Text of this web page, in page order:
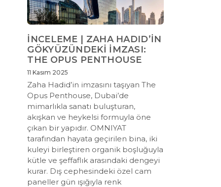
İNCELEME | ZAHA HADID’İN
GÖKYÜZÜNDEKİ İMZASI:
THE OPUS PENTHOUSE
11 Kasım 2025
Zaha Hadid’in imzasını taşıyan The
Opus Penthouse, Dubai’de
mimarlıkla sanatı buluşturan,
akışkan ve heykelsi formuyla öne
çıkan bir yapıdır. OMNIYAT
tarafından hayata geçirilen bina, iki
kuleyi birleştiren organik boşluğuyla
kütle ve şeffaflık arasındaki dengeyi
kurar. Dış cephesindeki özel cam
paneller gün ışığıyla renk